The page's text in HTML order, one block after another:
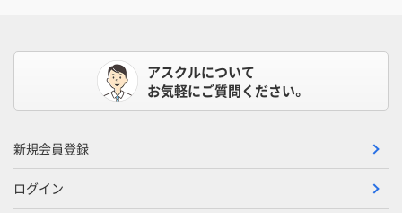
アスクルについて
お気軽にご質問ください。
新規会員登録
ログイン